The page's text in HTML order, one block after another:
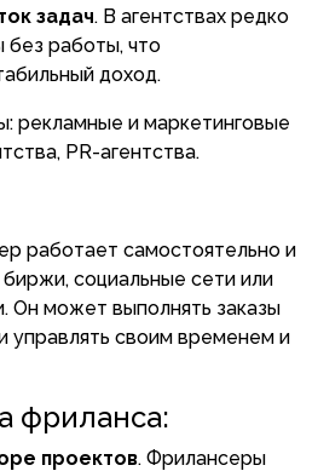
задач. В агентствах редко
работы, что
доход.
рекламные и маркетинговые
PR-агентства.
работает самостоятельно и
социальные сети или
Он может выполнять заказы
управлять своим временем и
фриланса:
проектов. Фрилансеры